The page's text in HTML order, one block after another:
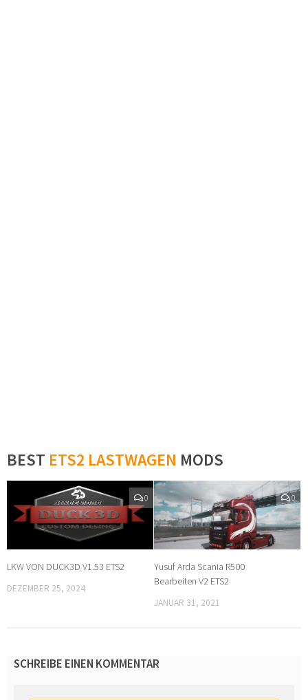
BEST ETS2 LASTWAGEN MODS
0
LKW VON DUCK3D V1.53 ETS2
DEZEMBER 25, 2024
0
Yusuf Arda Scania R500
Bearbeiten V2 ETS2
JANUAR 31, 2021
SCHREIBE EINEN KOMMENTAR